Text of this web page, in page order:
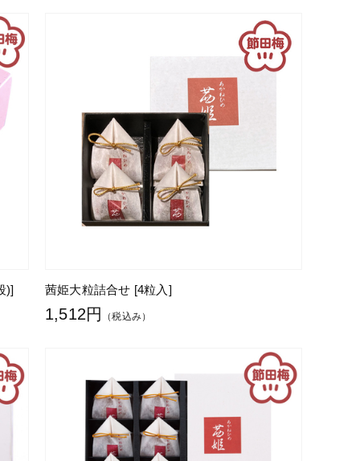
)] 茜姫大粒詰合せ [4粒入]
1,512円 （税込み）